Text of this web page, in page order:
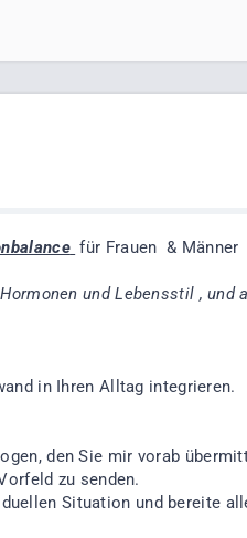
für Frauen & Männer
und Lebensstil , und
in Ihren Alltag integrieren.
den Sie mir vorab
zu senden.
Situation und bereite